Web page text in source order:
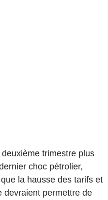
trimestre plus
choc pétrolier,
la hausse des tarifs et
devraient permettre de